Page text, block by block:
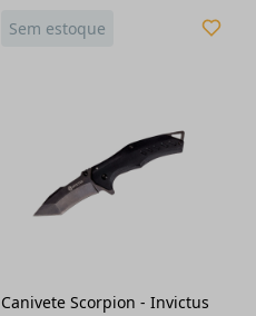
Sem estoque
Canivete Scorpion - Invictus